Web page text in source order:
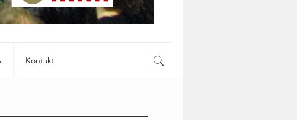
Kontakt